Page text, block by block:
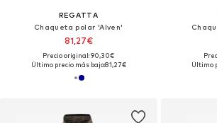
REGATTA
Chaqueta polar 'Alven'
81,27€
Precio original: 90,30€
Último precio más bajo:81,27€
Último